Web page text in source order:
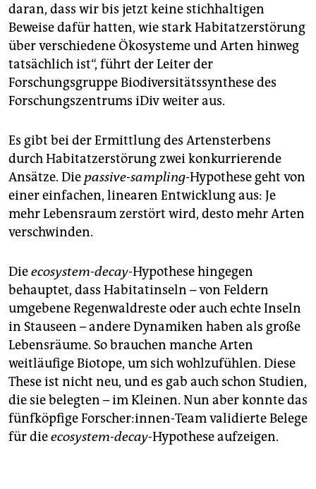
daran, dass wir bis jetzt keine stichhaltigen
Beweise dafür hatten, wie stark Habitatzerstörung
über verschiedene Ökosysteme und Arten hinweg
tatsächlich ist“, führt der Leiter der
Forschungsgruppe Biodiversitätssynthese des
Forschungszentrums iDiv weiter aus.
Es gibt bei der Ermittlung des Artensterbens
durch Habitatzerstörung zwei konkurrierende
Ansätze. Die passive-sampling-Hypothese geht von
einer einfachen, linearen Entwicklung aus: Je
mehr Lebensraum zerstört wird, desto mehr Arten
verschwinden.
Dieeco­system-decay-Hypothese hingegen
behauptet, dass Habitatinseln – von Feldern
umgebene Regenwaldreste oder auch echte Inseln
in Stauseen – andere Dynamiken haben als große
Lebensräume. So brauchen manche Arten
weitläufige Biotope, um sich wohlzufühlen. Diese
These ist nicht neu, und es gab auch schon Studien,
die sie belegten – im Kleinen. Nun aber konnte das
fünfköpfige Forscher:innen-Team validierte Belege
für dieecosystem-decay-Hypothese aufzeigen.